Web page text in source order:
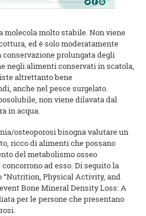
molecola molto stabile. Non viene
ed è solo moderatamente
prolungata degli
negli alimenti conservati in scatola,
altrettanto bene
anche nel pesce surgelato.
non viene dilavata dal
in acqua.
osteoporosi bisogna valutare un
ricco di alimenti che possano
del metabolismo osseo
ad esso. Di seguito la
Physical Activity, and
Bone Mineral Density Loss: A
per le persone che presentano